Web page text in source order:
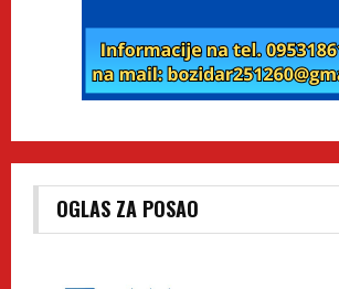
OGLAS ZA POSAO